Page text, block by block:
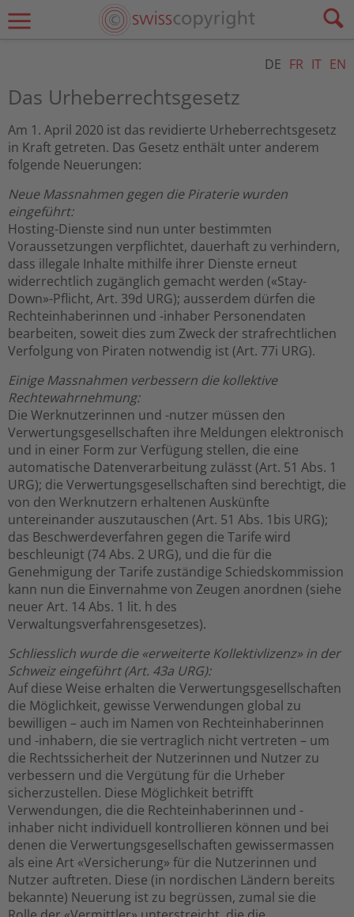
DE FR IT EN
Das Urheberrechtsgesetz
Am 1. April 2020 ist das revidierte Urheberrechtsgesetz
in Kraft getreten. Das Gesetz enthält unter anderem
folgende Neuerungen:
Neue Massnahmen gegen die Piraterie wurden
eingeführt:
Hosting-Dienste sind nun unter bestimmten
Voraussetzungen verpflichtet, dauerhaft zu verhindern,
dass illegale Inhalte mithilfe ihrer Dienste erneut
widerrechtlich zugänglich gemacht werden («Stay-
Down»-Pflicht, Art. 39d URG); ausserdem dürfen die
Rechteinhaberinnen und -inhaber Personendaten
bearbeiten, soweit dies zum Zweck der strafrechtlichen
Verfolgung von Piraten notwendig ist (Art. 77i URG).
Einige Massnahmen verbessern die kollektive
Rechtewahrnehmung:
Die Werknutzerinnen und -nutzer müssen den
Verwertungsgesellschaften ihre Meldungen elektronisch
und in einer Form zur Verfügung stellen, die eine
automatische Datenverarbeitung zulässt (Art. 51 Abs. 1
URG); die Verwertungsgesellschaften sind berechtigt, die
von den Werknutzern erhaltenen Auskünfte
untereinander auszutauschen (Art. 51 Abs. 1bis URG);
das Beschwerdeverfahren gegen die Tarife wird
beschleunigt (74 Abs. 2 URG), und die für die
Genehmigung der Tarife zuständige Schiedskommission
kann nun die Einvernahme von Zeugen anordnen (siehe
neuer Art. 14 Abs. 1 lit. h des
Verwaltungsverfahrensgesetzes).
Schliesslich wurde die «erweiterte Kollektivlizenz» in der
Schweiz eingeführt (Art. 43a URG):
Auf diese Weise erhalten die Verwertungsgesellschaften
die Möglichkeit, gewisse Verwendungen global zu
bewilligen – auch im Namen von Rechteinhaberinnen
und -inhabern, die sie vertraglich nicht vertreten – um
die Rechtssicherheit der Nutzerinnen und Nutzer zu
verbessern und die Vergütung für die Urheber
sicherzustellen. Diese Möglichkeit betrifft
Verwendungen, die die Rechteinhaberinnen und -
inhaber nicht individuell kontrollieren können und bei
denen die Verwertungsgesellschaften gewissermassen
als eine Art «Versicherung» für die Nutzerinnen und
Nutzer auftreten. Diese (in nordischen Ländern bereits
bekannte) Neuerung ist zu begrüssen, zumal sie die